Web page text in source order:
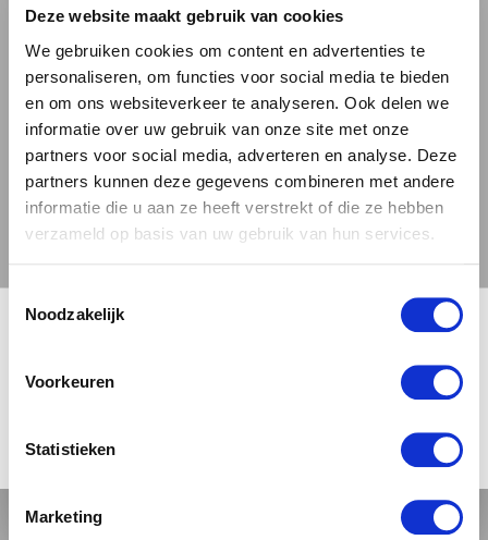
Deze website maakt gebruik van cookies
We gebruiken cookies om content en advertenties te
personaliseren, om functies voor social media te bieden
en om ons websiteverkeer te analyseren. Ook delen we
informatie over uw gebruik van onze site met onze
partners voor social media, adverteren en analyse. Deze
partners kunnen deze gegevens combineren met andere
informatie die u aan ze heeft verstrekt of die ze hebben
verzameld op basis van uw gebruik van hun services.
Toestemmingsselectie
Noodzakelijk
Voorkeuren
Statistieken
Marketing
warme, zoete smaak met subtiele kruiden en een
zachte afdronk. De Tripel van Brouwerij De Klep is
perfect voor liefhebbers van sterke bieren die toch
makkelijk drinkbaar zijn.
4. BROUWERIJ DE FONTEIN
Brouwerij De Fontein, gelegen in Stein, heeft een
breed scala aan ambachtelijke bieren. Ze staan
ingrediënten uit de omgeving, wat bijdraagt aan de
streeft ernaar om de Limburgse biercultuur hoog te
, een
krachtig gehopt bier met een verfrissende
🍺 LEEFDTIJDSCHECK 🍺
Je moet 18 jaar of ouder zijn om deze site te bezoeken.
JA, IK BEN 18 JAAR OF OUDER NEE